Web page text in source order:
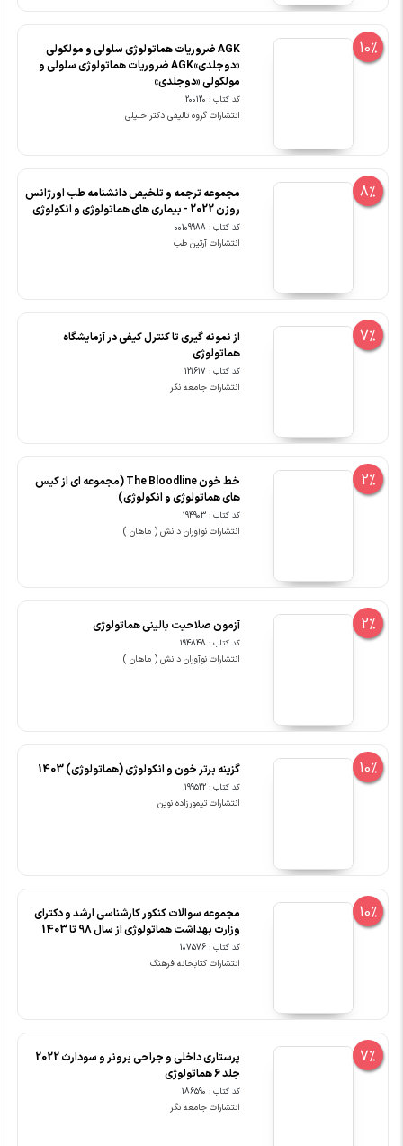
10%
AGK ضروریات هماتولوژی سلولی و مولکولی
«دوجلدی»AGK ضروریات هماتولوژی سلولی و
مولکولی «دوجلدی»
کد کتاب : 200120
انتشارات گروه تالیفی دکتر خلیلی
8%
مجموعه ترجمه و تلخیص دانشنامه طب اورژانس
روزن 2022 - بیماری های هماتولوژی و انکولوژی
کد کتاب : 00109988
انتشارات آرتین طب
7%
از نمونه گیری تا کنترل کیفی در آزمایشگاه
هماتولوژی
کد کتاب : 121617
انتشارات جامعه نگر
2%
خط خون The Bloodline (مجموعه ای از کیس
های هماتولوژی و انکولوژی)
کد کتاب : 194903
انتشارات نوآوران دانش ( ماهان )
2% آزمون صلاحیت بالینی هماتولوژی
کد کتاب : 194848
انتشارات نوآوران دانش ( ماهان )
10% گزینه برتر خون و انکولوژی (هماتولوژی) 1403
کد کتاب : 199522
انتشارات تیمورزاده نوین
10%
مجموعه سوالات کنکور کارشناسی ارشد و دکترای
وزارت بهداشت هماتولوژی از سال 98 تا 1403
کد کتاب : 107576
انتشارات کتابخانه فرهنگ
7%
پرستاری داخلی و جراحی برونر و سودارث 2022
جلد 6 هماتولوژی
کد کتاب : 186590
انتشارات جامعه نگر